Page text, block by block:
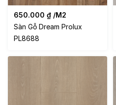
650.000 ₫ /M2
Sàn Gỗ Dream Prolux
PL8688